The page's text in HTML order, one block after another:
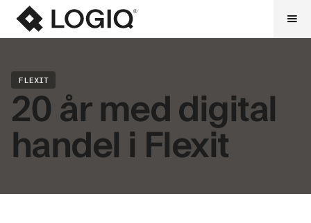
FLEXIT
20 år med digital
handel i Flexit